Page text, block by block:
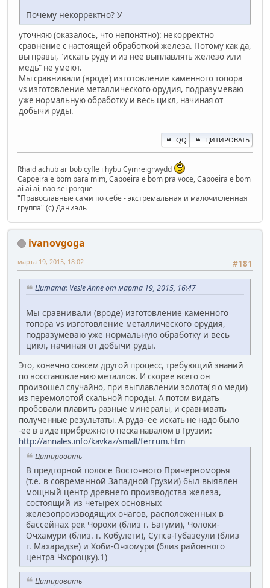
Почему некорректно? У
уточняю (оказалось, что непонятно): некорректно
сравнение с настоящей обработкой железа. Потому как да,
вы правы, "искать руду и из нее выплавлять железо или
медь" не умеют.
Мы сравнивали (вроде) изготовление каменного топора
vs изготовление металлического орудия, подразумеваю
уже нормальную обработку и весь цикл, начиная от
добычи руды.
QQ ЦИТИРОВАТЬ
Rhaid achub ar bob cyfle i hybu Cymreigrwydd
Capoeira e bom para mim, Capoeira e bom pra voce, Capoeira e bom
ai ai ai, nao sei porque
"Православные сами по себе - экстремальная и малочисленная
группа" (с) Даниэль
ivanovgoga
#181
марта 19, 2015, 18:02
Цитата: Vesle Anne от марта 19, 2015, 16:47
Мы сравнивали (вроде) изготовление каменного
топора vs изготовление металлического орудия,
подразумеваю уже нормальную обработку и весь
цикл, начиная от добычи руды.
Это, конечно совсем другой процесс, требующий знаний
по восстановлению металлов. И скорее всего он
произошел случайно, при выплавлении золота( я о меди)
из перемолотой скальной породы. А потом видать
пробовали плавить разные минералы, и сравнивать
полученные результаты. А руда- ее искать не надо было
-ее в виде прибрежного песка навалом в Грузии:
http://annales.info/kavkaz/small/ferrum.htm
Цитировать
В предгорной полосе Восточного Причерноморья
(т.е. в современной Западной Грузии) был выявлен
мощный центр древнего производства железа,
состоящий из четырех основных
железопроизводящих очагов, расположенных в
бассейнах рек Чорохи (близ г. Батуми), Чолоки-
Очхамури (близ. г. Кобулети), Супса-Губазеули (близ
г. Махарадзе) и Хоби-Очхомури (близ районного
центра Чхороцку).1)
Цитировать